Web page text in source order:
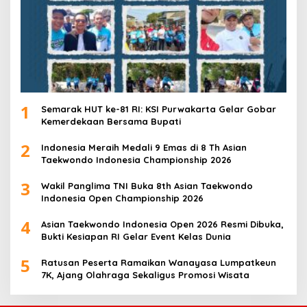
1
Semarak HUT ke-81 RI: KSI Purwakarta Gelar Gobar
Kemerdekaan Bersama Bupati
2
Indonesia Meraih Medali 9 Emas di 8 Th Asian
Taekwondo Indonesia Championship 2026
3
Wakil Panglima TNI Buka 8th Asian Taekwondo
Indonesia Open Championship 2026
4
Asian Taekwondo Indonesia Open 2026 Resmi Dibuka,
Bukti Kesiapan RI Gelar Event Kelas Dunia
5
Ratusan Peserta Ramaikan Wanayasa Lumpatkeun
7K, Ajang Olahraga Sekaligus Promosi Wisata